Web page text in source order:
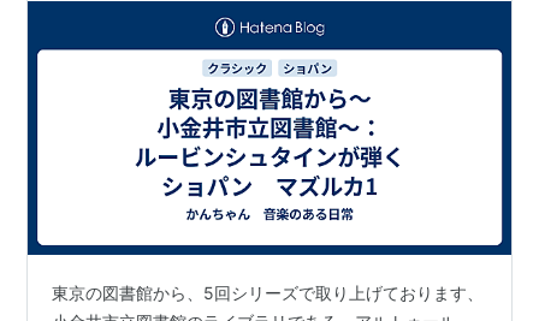
東京の図書館から、5回シリーズで取り上げております、